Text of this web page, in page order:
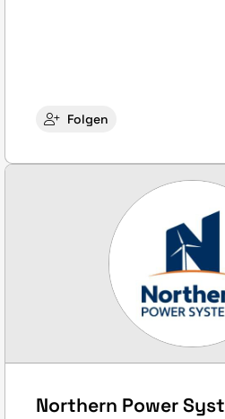
Folgen
Northern Power